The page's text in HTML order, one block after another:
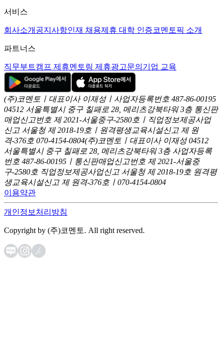
서비스
회사소개 공지사항인재 채용제휴 대학 인증코멘토픽 소개
파트너스
직무부트캠프 제휴멘토링 제휴광고문의 기업 교육
(주)코멘토ㅣ대표이사 이재성ㅣ사업자등록번호 487-86-00195
04512 서울특별시 중구 칠패로 28, 메리츠강북타워 3층 통신판
매업신고번호 제 2021-서울중구-2580호ㅣ직업정보제공사업
신고 서울청 제 2018-19호ㅣ원격평생교육시설신고 제 원
격-376호 070-4154-0804(주)코멘토ㅣ대표이사 이재성 04512
서울특별시 중구 칠패로 28, 메리츠강북타워 3층 사업자등록
번호 487-86-00195ㅣ통신판매업신고번호 제 2021-서울중
구-2580호 직업정보제공사업신고 서울청 제 2018-19호 원격평
생교육시설신고 제 원격-376호ㅣ070-4154-0804
이용약관
개인정보처리방침
Copyright by (주)코멘토. All right reserved.